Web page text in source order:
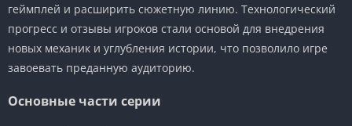
геймплей и расширить сюжетную линию. Технологический
прогресс и отзывы игроков стали основой для внедрения
новых механик и углубления истории, что позволило игре
завоевать преданную аудиторию.
Основные части серии